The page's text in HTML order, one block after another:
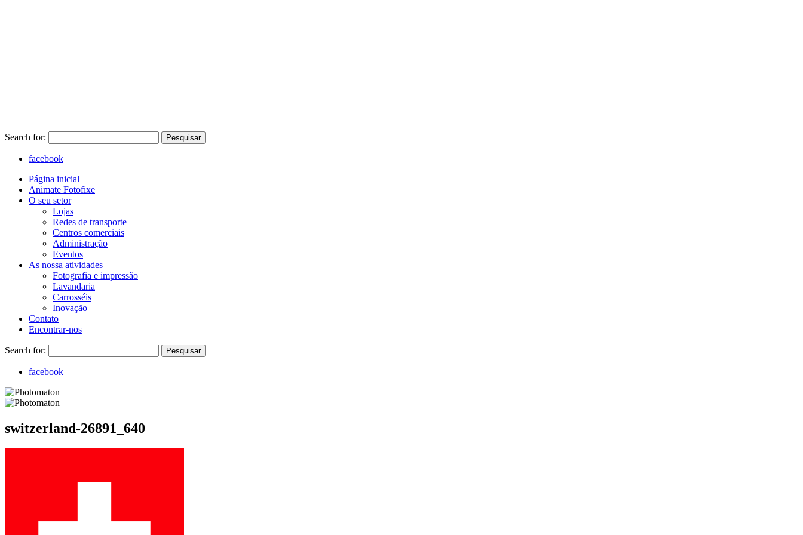
Search for: Pesquisar
facebook
Página inicial
Animate Fotofixe
O seu setor
Lojas
Redes de transporte
Centros comerciais
Administração
Eventos
As nossa atividades
Fotografia e impressão
Lavandaria
Carrosséis
Inovação
Contato
Encontrar-nos
Search for: Pesquisar
facebook
switzerland-26891_640